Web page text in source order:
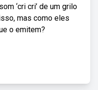
‘cri cri’ de um grilo
mas como eles
o emitem?